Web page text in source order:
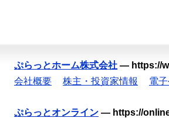
ぷらっとホーム株式会社 — https://
会社概要
株主・投資家情報 電
ぷらっとオンライン — https://